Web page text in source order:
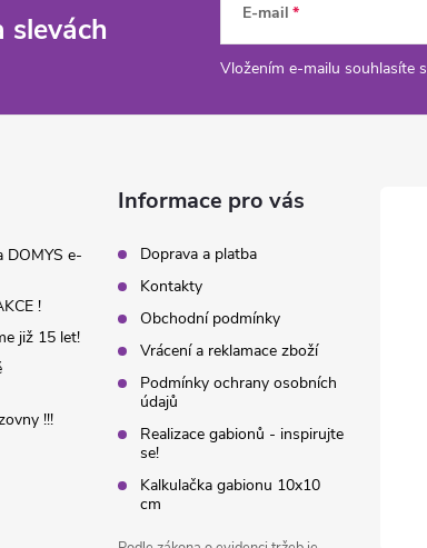
slevách E-mail
Vložením e-mailu souhlasíte s
DOMYS e-
!
již 15 let!
!!!
Informace pro vás
Doprava a platba
Kontakty
Obchodní podmínky
Vrácení a reklamace zboží
Podmínky ochrany osobních
údajů
Realizace gabionů - inspirujte
se!
Kalkulačka gabionu 10x10
cm